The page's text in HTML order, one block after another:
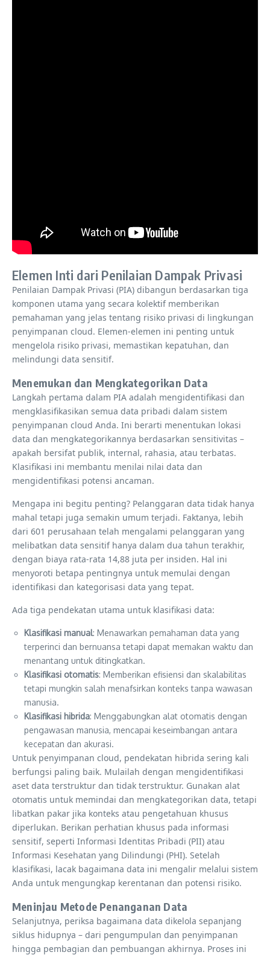
Elemen Inti dari Penilaian Dampak Privasi
Penilaian Dampak Privasi (PIA) dibangun berdasarkan tiga
komponen utama yang secara kolektif memberikan
pemahaman yang jelas tentang risiko privasi di lingkungan
penyimpanan cloud. Elemen-elemen ini penting untuk
mengelola risiko privasi, memastikan kepatuhan, dan
melindungi data sensitif.
Menemukan dan Mengkategorikan Data
Langkah pertama dalam PIA adalah mengidentifikasi dan
mengklasifikasikan semua data pribadi dalam sistem
penyimpanan cloud Anda. Ini berarti menentukan lokasi
data dan mengkategorikannya berdasarkan sensitivitas –
apakah bersifat publik, internal, rahasia, atau terbatas.
Klasifikasi ini membantu menilai nilai data dan
mengidentifikasi potensi ancaman.
Mengapa ini begitu penting? Pelanggaran data tidak hanya
mahal tetapi juga semakin umum terjadi. Faktanya, lebih
dari 601 perusahaan telah mengalami pelanggaran yang
melibatkan data sensitif hanya dalam dua tahun terakhir,
dengan biaya rata-rata 14,88 juta per insiden. Hal ini
menyoroti betapa pentingnya untuk memulai dengan
identifikasi dan kategorisasi data yang tepat.
Ada tiga pendekatan utama untuk klasifikasi data:
Klasifikasi manual: Menawarkan pemahaman data yang
terperinci dan bernuansa tetapi dapat memakan waktu dan
menantang untuk ditingkatkan.
Klasifikasi otomatis: Memberikan efisiensi dan skalabilitas
tetapi mungkin salah menafsirkan konteks tanpa wawasan
manusia.
Klasifikasi hibrida: Menggabungkan alat otomatis dengan
pengawasan manusia, mencapai keseimbangan antara
kecepatan dan akurasi.
Untuk penyimpanan cloud, pendekatan hibrida sering kali
berfungsi paling baik. Mulailah dengan mengidentifikasi
aset data terstruktur dan tidak terstruktur. Gunakan alat
otomatis untuk memindai dan mengkategorikan data, tetapi
libatkan pakar jika konteks atau pengetahuan khusus
diperlukan. Berikan perhatian khusus pada informasi
sensitif, seperti Informasi Identitas Pribadi (PII) atau
Informasi Kesehatan yang Dilindungi (PHI). Setelah
klasifikasi, lacak bagaimana data ini mengalir melalui sistem
Anda untuk mengungkap kerentanan dan potensi risiko.
Meninjau Metode Penanganan Data
Selanjutnya, periksa bagaimana data dikelola sepanjang
siklus hidupnya – dari pengumpulan dan penyimpanan
hingga pembagian dan pembuangan akhirnya. Proses ini